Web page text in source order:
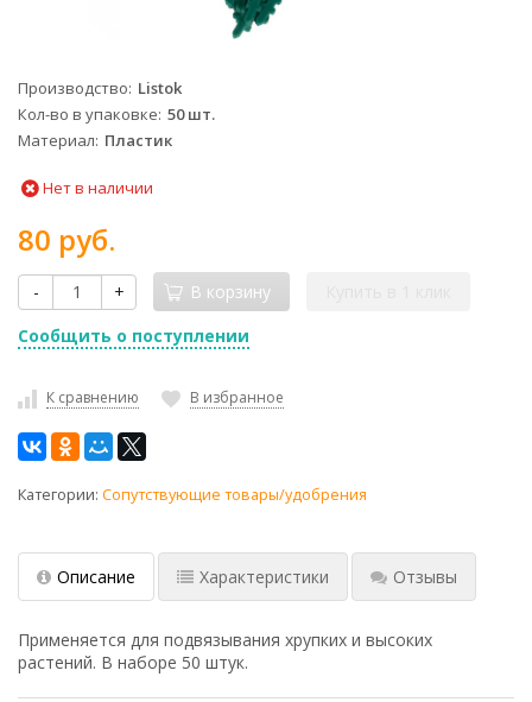
Производство Listok
Кол-во в упаковке 50 шт.
Материал Пластик
Нет в наличии
80 руб.
- + В корзину
Сообщить о поступлении
К сравнению В избранное
Категории: Сопутствующие товары/удобрения
Описание Характеристики Отзывы
Применяется для подвязывания хрупких и высоких
растений. В наборе 50 штук.